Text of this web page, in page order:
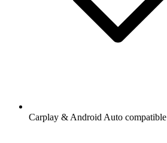
Carplay & Android Auto compatible